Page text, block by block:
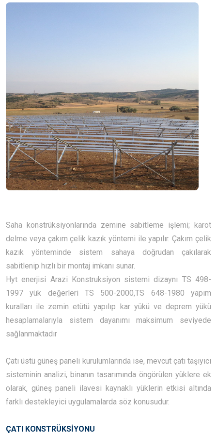
Saha konstrüksiyonlarında zemine sabitleme işlemi; karot
delme veya çakım çelik kazık yöntemi ile yapılır. Çakım çelik
kazık yönteminde sistem sahaya doğrudan çakılarak
sabitlenip hızlı bir montaj imkanı sunar.
Hyt enerjisi Arazi Konstruksiyon sistemi dizaynı TS 498-
1997 yük değerleri TS 500-2000,TS 648-1980 yapım
kuralları ile zemin etütü yapılıp kar yükü ve deprem yükü
hesaplamalarıyla sistem dayanımı maksimum seviyede
sağlanmaktadır
Çatı üstü güneş paneli kurulumlarında ise, mevcut çatı taşıyıcı
sisteminin analizi, binanın tasarımında öngörülen yüklere ek
olarak, güneş paneli ilavesi kaynaklı yüklerin etkisi altında
farklı destekleyici uygulamalarda söz konusudur.
ÇATI KONSTRÜKSİYONU